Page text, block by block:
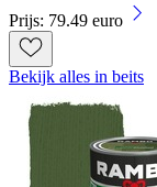
Prijs: 79.49 euro
Bekijk alles in beits